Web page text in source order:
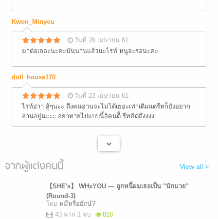
Kwon_Minyou
วันที่ 26 เมษายน 61
มาต่อเถอะนะคะมันนานแล้วนะไรท์ หนูจะรอนะคะ
doll_house170
วันที่ 23 เมษายน 61
ไรท์อ่าา สู้ๆนะะ ถึงคนอ่านจะไม่ได้เยอะเท่าเดิมแต่รีทก็ยังอยาก
อ่านอยู่นะะะ อย่าหายไปแบบนี้จิคนดีี รีทคิดถึงงงง
จากผู้แต่งคนนี้ View all >
【SHE's】 WHxYOU — ลูกหนี้ผมเธอเป็น "นักมวย"
(Round-3)
โดย หมีหรือยักษ์?
43 ฉาก 1 จบ
818